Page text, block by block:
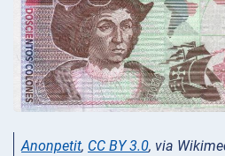
Anonpetit, CC BY 3.0, via